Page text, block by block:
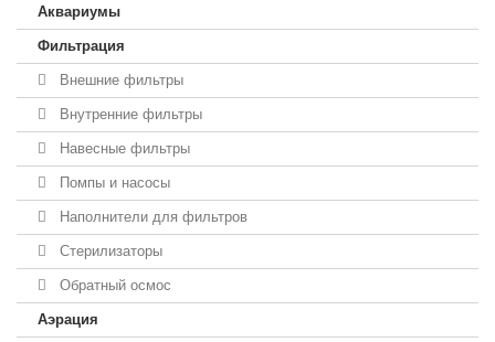
Аквариумы
Фильтрация
Внешние фильтры
Внутренние фильтры
Навесные фильтры
Помпы и насосы
Наполнители для фильтров
Стерилизаторы
Обратный осмос
Аэрация